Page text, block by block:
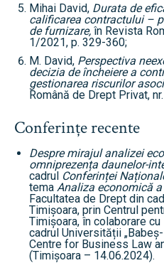
Mihai David, Durata de
calificarea contractului –
de furnizare, în Revista
1/2021, p. 329-360;
M. David, Perspectiva
decizia de încheiere a
gestionarea riscurilor
Română de Drept Privat,
Conferințe recente
Despre mirajul analizei
omniprezența daunelor-
cadrul Conferinței
tema Analiza economică
Facultatea de Drept din
Timișoara, prin Centrul
Timișoara, în colaborare
cadrul Universității
Centre for Business Law
(Timișoara – 14.06.2024).